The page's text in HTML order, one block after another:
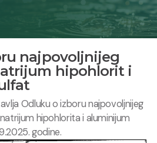
najpovoljnijeg
hipohlorit i
Odluku o izboru najpovoljnijeg
hipohlorita i aluminijum
godine.